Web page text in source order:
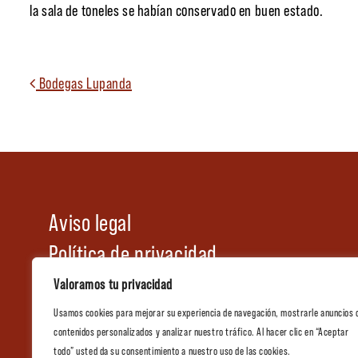
Valoramos tu privacidad
Usamos cookies para mejorar su experiencia de navegación, mostrarle anuncios
contenidos personalizados y analizar nuestro tráfico. Al hacer clic en “Aceptar
todo” usted da su consentimiento a nuestro uso de las cookies.
la sala de toneles se habían conservado en buen estado.
Navegación de
Bodegas Lupanda
Aviso legal
Política de privacidad
Política de cookies
Condiciones generales de venta
Tienda